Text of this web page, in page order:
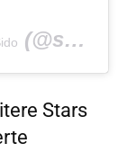
(@shawnstein) am
Stars